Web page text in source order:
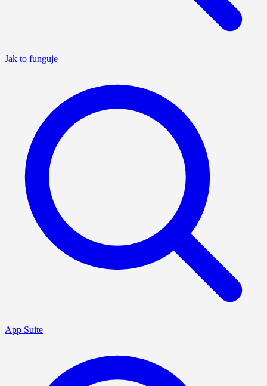
Jak to funguje
App Suite